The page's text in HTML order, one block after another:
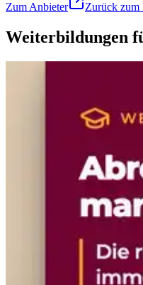
Zum Anbieter Zurück zum
Weiterbildungen